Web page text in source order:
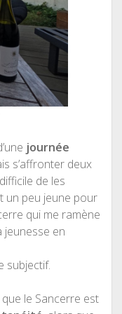
journée
s’affronter deux
de les
un peu jeune pour
qui me ramène
jeunesse en
subjectif.
le Sancerre est